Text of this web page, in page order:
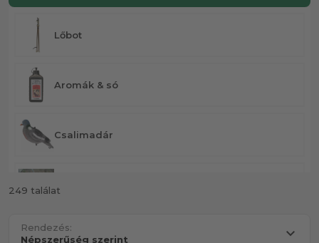
Lőbot
Aromák & só
Csalimadár
Elektromos vadhívók
249 találat
Rendezés: